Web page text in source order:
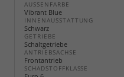
AUSSENFARBE
Vibrant Blue
INNENAUSSTATTUNG
Schwarz
GETRIEBE
Schaltgetriebe
ANTRIEBSACHSE
Frontantrieb
SCHADSTOFFKLASSE